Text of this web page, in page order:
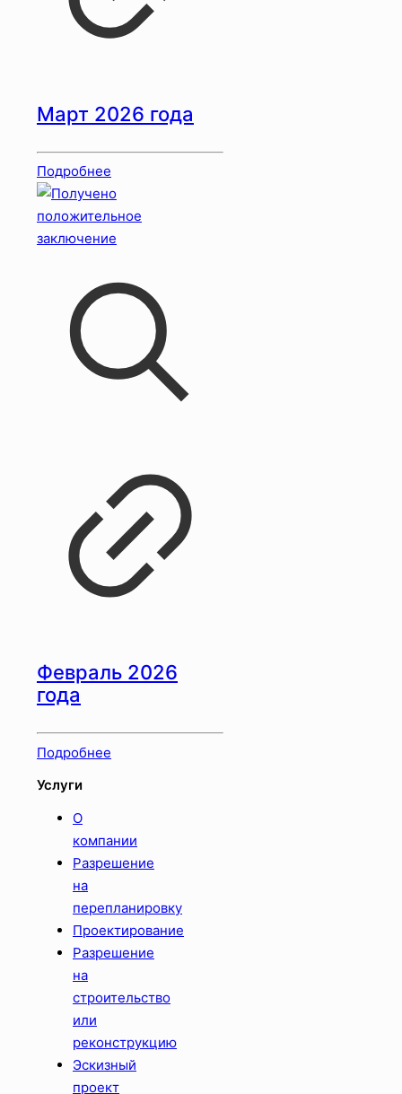
Март 2026 года
Подробнее
Февраль 2026
года
Подробнее
Услуги
О
компании
Разрешение
на
перепланировку
Проектирование
Разрешение
на
строительство
или
реконструкцию
Эскизный
проект